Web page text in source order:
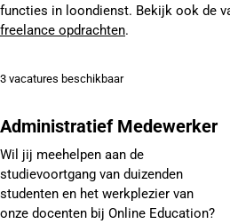
functies in loondienst. Bekijk ook de
freelance opdrachten.
3 vacatures beschikbaar
Administratief Medewerker
Wil jij meehelpen aan de
studievoortgang van duizenden
studenten en het werkplezier van
onze docenten bij Online Education?